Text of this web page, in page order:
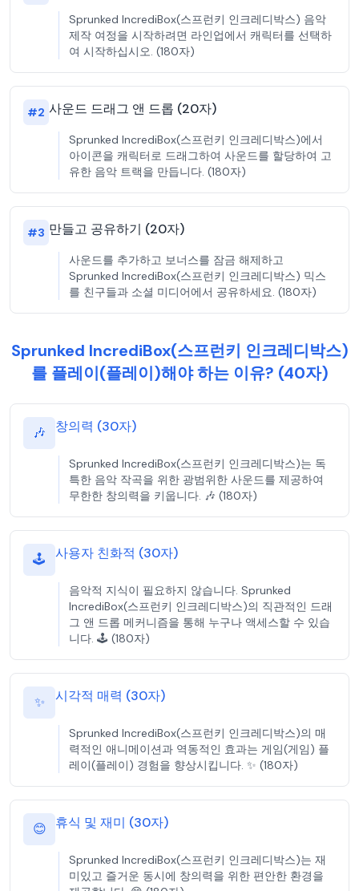
Sprunked IncrediBox(스프런키 인크레디박스) 음악
제작 여정을 시작하려면 라인업에서 캐릭터를 선택하
여 시작하십시오. (180자)
#2 사운드 드래그 앤 드롭 (20자)
Sprunked IncrediBox(스프런키 인크레디박스)에서
아이콘을 캐릭터로 드래그하여 사운드를 할당하여 고
유한 음악 트랙을 만듭니다. (180자)
#3 만들고 공유하기 (20자)
사운드를 추가하고 보너스를 잠금 해제하고
Sprunked IncrediBox(스프런키 인크레디박스) 믹스
를 친구들과 소셜 미디어에서 공유하세요. (180자)
Sprunked IncrediBox(스프런키 인크레디박스)
를 플레이(플레이)해야 하는 이유? (40자)
🎶 창의력 (30자)
Sprunked IncrediBox(스프런키 인크레디박스)는 독
특한 음악 작곡을 위한 광범위한 사운드를 제공하여
무한한 창의력을 키웁니다. 🎶 (180자)
🕹️ 사용자 친화적 (30자)
음악적 지식이 필요하지 않습니다. Sprunked
IncrediBox(스프런키 인크레디박스)의 직관적인 드래
그 앤 드롭 메커니즘을 통해 누구나 액세스할 수 있습
니다. 🕹️ (180자)
✨ 시각적 매력 (30자)
Sprunked IncrediBox(스프런키 인크레디박스)의 매
력적인 애니메이션과 역동적인 효과는 게임(게임) 플
레이(플레이) 경험을 향상시킵니다. ✨ (180자)
😊 휴식 및 재미 (30자)
Sprunked IncrediBox(스프런키 인크레디박스)는 재
미있고 즐거운 동시에 창의력을 위한 편안한 환경을